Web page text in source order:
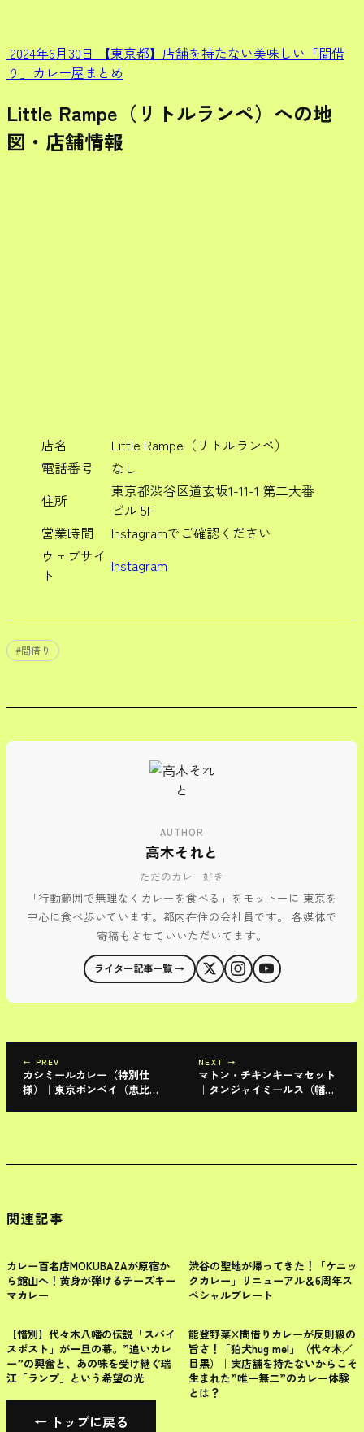
2024年6月30日
【東京都】店舗を持たない美味しい「間借
り」カレー屋まとめ
Little Rampe（リトルランペ）への地
図・店舗情報
店名
Little Rampe（リトルランペ）
電話番号
なし
住所
東京都渋谷区道玄坂1-11-1 第二大番
ビル 5F
営業時間
Instagramでご確認ください
ウェブサイ
ト
Instagram
#間借り
AUTHOR
高木それと
ただのカレー好き
「行動範囲で無理なくカレーを食べる」をモットーに 東京を
中心に食べ歩いています。都内在住の会社員です。 各媒体で
寄稿もさせていいただいてます。
ライター記事一覧 →
← PREV
カシミールカレー（特別仕
様）｜東京ボンベイ（恵比
NEXT →
マトン・チキンキーマセット
｜タンジャイミールス（幡ヶ
関連記事
渋谷区
カレー百名店MOKUBAZAが原宿か
ら館山へ！黄身が弾けるチーズキー
マカレー
渋谷区
渋谷の聖地が帰ってきた！「ケニッ
クカレー」リニューアル＆6周年ス
ペシャルプレート
渋谷区
【惜別】代々木八幡の伝説「スパイ
スポスト」が一旦の幕。”追いカレ
ー”の興奮と、あの味を受け継ぐ瑞
江「ランプ」という希望の光
東京のカレー
能登野菜×間借りカレーが反則級の
旨さ！「狛犬hug me!」（代々木／
目黒）｜実店舗を持たないからこそ
生まれた”唯一無二”のカレー体験
とは？
← トップに戻る